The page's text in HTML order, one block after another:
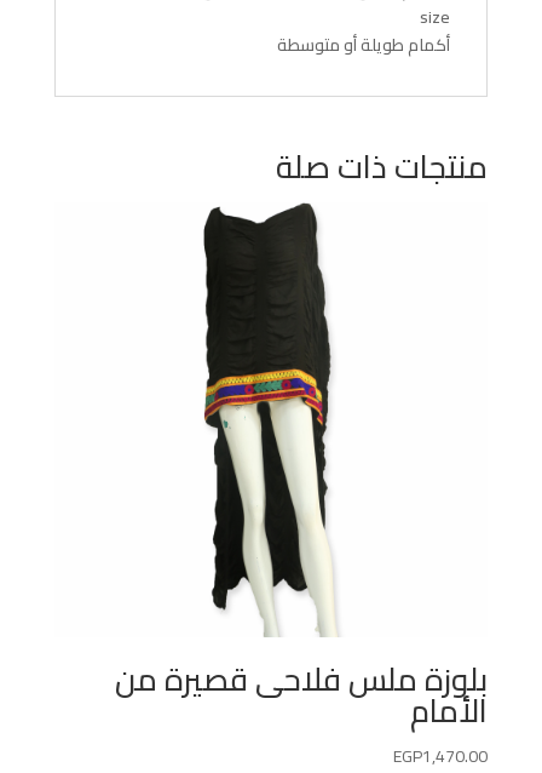
size
أكمام طويلة أو متوسطة
منتجات ذات صلة
بلوزة ملس فلاحى قصيرة من
الأمام
EGP1,470.00